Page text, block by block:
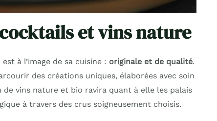
et vins nature
à l’image de sa cuisine : originale et de qualité.
des créations uniques, élaborées avec soin
vins nature et bio ravira quant à elle les palais
à travers des crus soigneusement choisis.